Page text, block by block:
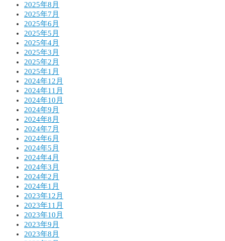
2025年8月
2025年7月
2025年6月
2025年5月
2025年4月
2025年3月
2025年2月
2025年1月
2024年12月
2024年11月
2024年10月
2024年9月
2024年8月
2024年7月
2024年6月
2024年5月
2024年4月
2024年3月
2024年2月
2024年1月
2023年12月
2023年11月
2023年10月
2023年9月
2023年8月